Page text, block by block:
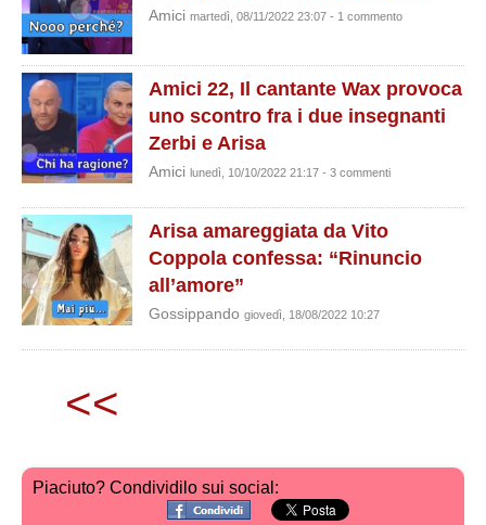
Amici martedì, 08/11/2022 23:07 - 1 commento
Amici 22, Il cantante Wax provoca
uno scontro fra i due insegnanti
Zerbi e Arisa
Amici lunedì, 10/10/2022 21:17 - 3 commenti
Arisa amareggiata da Vito
Coppola confessa: “Rinuncio
all’amore”
Gossippando giovedì, 18/08/2022 10:27
<<
Piaciuto? Condividilo sui social: